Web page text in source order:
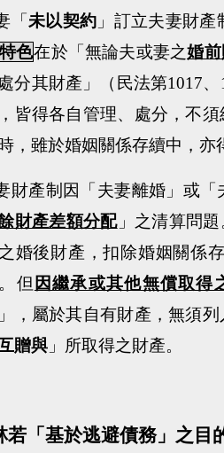
「 未以契約 」訂立夫妻財產
特色在於「 無論夫或妻之婚
分其財產 」（民法第1017、
皆得各自管理、處分，不
，雖於婚姻關係存續中，亦
財產制因「夫妻離婚」或
財產差額分配」之清算問題
婚後財產，扣除婚姻關係
。但 因繼承或其他無償取得
」，屬於其自有財產，無須
贈與」所取得之財產。
若「基於逃避債務」之目